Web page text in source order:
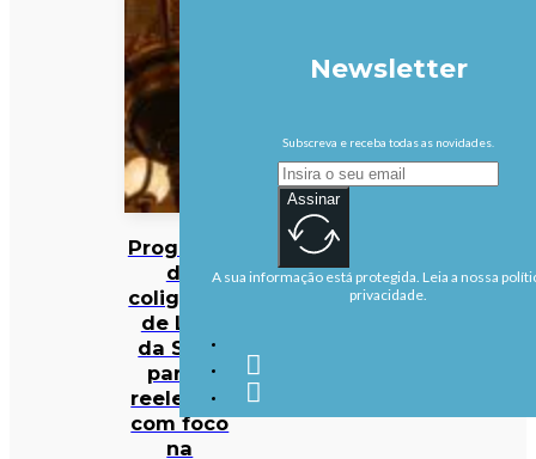
Programa
da
coligação
de Lula
da Silva
para a
reeleição
com foco
na
Newsletter
Subscreva e receba todas as novidades.
Assinar
A sua informação está protegida. Leia a nossa
privacidade.